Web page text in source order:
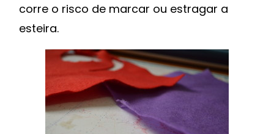
corre o risco de marcar ou estragar a
esteira.